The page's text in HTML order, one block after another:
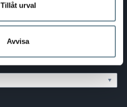
Tillåt urval
Avvisa
SVERIGE - SEK